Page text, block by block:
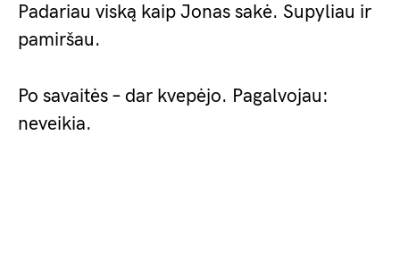
Padariau viską kaip Jonas sakė. Supyliau ir
pamiršau.
Po savaitės – dar kvepėjo. Pagalvojau:
neveikia.